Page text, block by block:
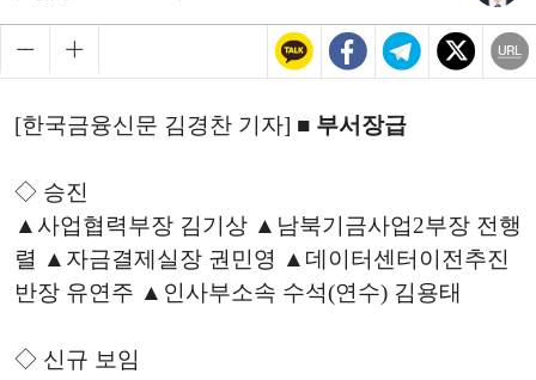
[한국금융신문 김경찬 기자] ■ 부서장급
◇ 승진
▲사업협력부장 김기상 ▲남북기금사업2부장 전행
렬 ▲자금결제실장 권민영 ▲데이터센터이전추진
반장 유연주 ▲인사부소속 수석(연수) 김용태
◇ 신규 보임